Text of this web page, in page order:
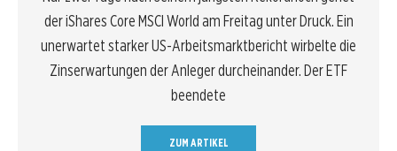
der iShares Core MSCI World am Freitag unter Druck. Ein
unerwartet starker US-Arbeitsmarktbericht wirbelte die
Zinserwartungen der Anleger durcheinander. Der ETF
beendete
ZUM ARTIKEL